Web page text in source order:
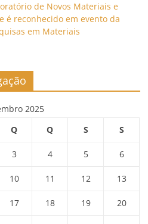
de Novos Materiais e
é reconhecido em evento da
em Materiais
2025
Q Q S S
3 4 5 6
10 11 12 13
17 18 19 20